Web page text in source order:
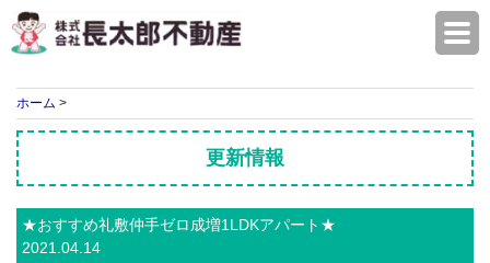
ホーム >
更新情報
★おすすめ礼敷仲手ゼロ成増1LDKアパート★
2021.04.14